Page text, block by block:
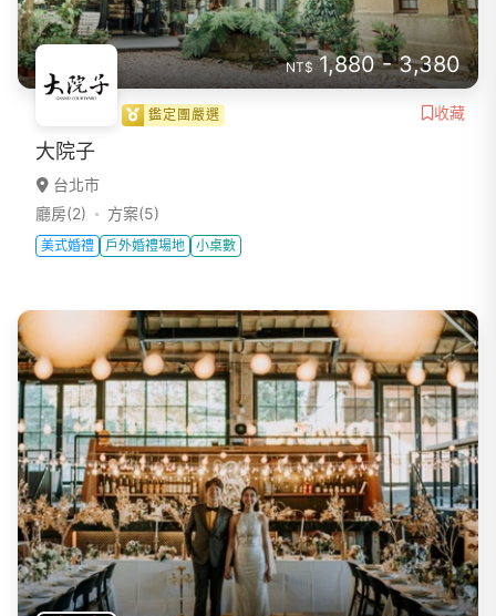
NT$ 1,880 - 3,380
鑑定團嚴選 收藏
大院子
台北市
廳房(2)
方案(5)
美式婚禮 戶外婚禮場地 小桌數